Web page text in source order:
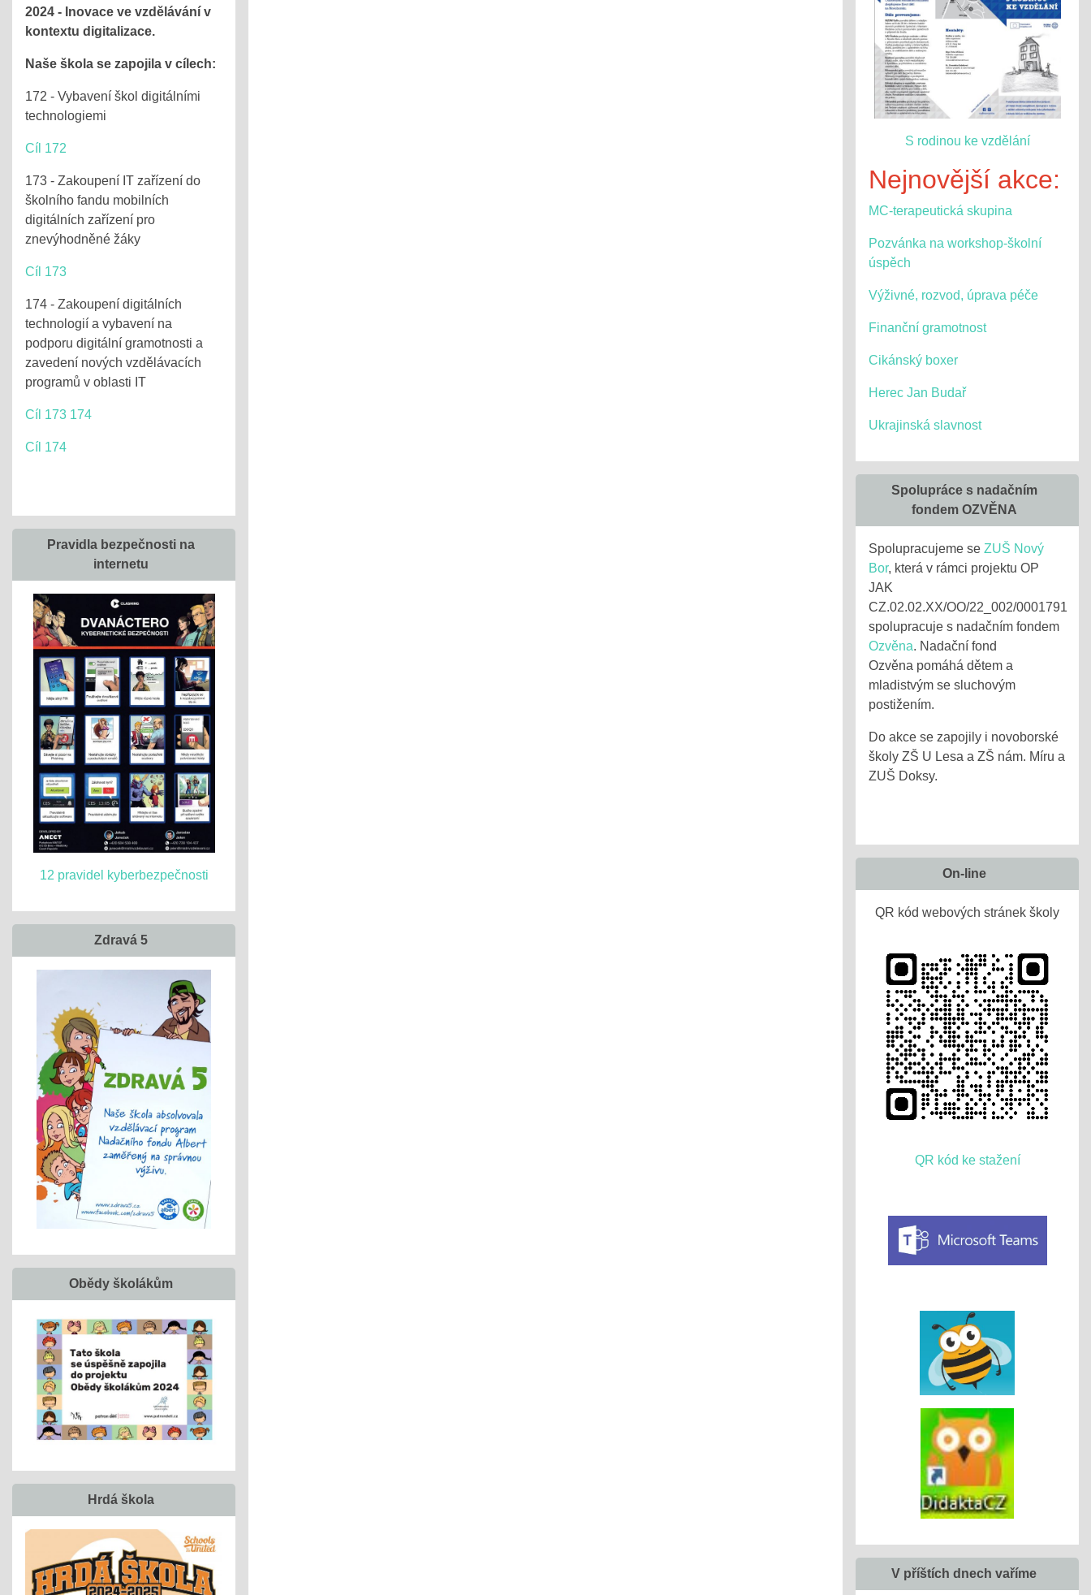
2024 - Inovace ve vzdělávání v
kontextu digitalizace.
Naše škola se zapojila v cílech:
172 - Vybavení škol digitálními
technologiemi
Cíl 172
173 - Zakoupení IT zařízení do
školního fandu mobilních
digitálních zařízení pro
znevýhodněné žáky
Cíl 173
174 - Zakoupení digitálních
technologií a vybavení na
podporu digitální gramotnosti a
zavedení nových vzdělávacích
programů v oblasti IT
Cíl 173 174
Cíl 174
Pravidla bezpečnosti na
internetu
12 pravidel kyberbezpečnosti
Zdravá 5
Obědy školákům
Hrdá škola
S rodinou ke vzdělání
Nejnovější akce:
MC-terapeutická skupina
Pozvánka na workshop-školní
úspěch
Výživné, rozvod, úprava péče
Finanční gramotnost
Cikánský boxer
Herec Jan Budař
Ukrajinská slavnost
Spolupráce s nadačním
fondem OZVĚNA
Spolupracujeme se ZUŠ Nový
Bor, která v rámci projektu OP
JAK
CZ.02.02.XX/OO/22_002/0001791
spolupracuje s nadačním fondem
Ozvěna. Nadační fond
Ozvěna pomáhá dětem a
mladistvým se sluchovým
postižením.
Do akce se zapojily i novoborské
školy ZŠ U Lesa a ZŠ nám. Míru a
ZUŠ Doksy.
On-line
QR kód webových stránek školy
QR kód ke stažení
V příštích dnech vaříme